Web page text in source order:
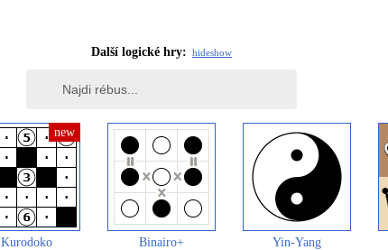
Další logické hry: hideshow
Kurodoko Binairo+ Yin-Yang